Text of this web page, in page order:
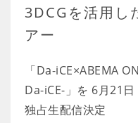
3DCGを活用し
アー
「Da-iCE×ABEMA
Da-iCE-」を 6月21日
独占生配信決定